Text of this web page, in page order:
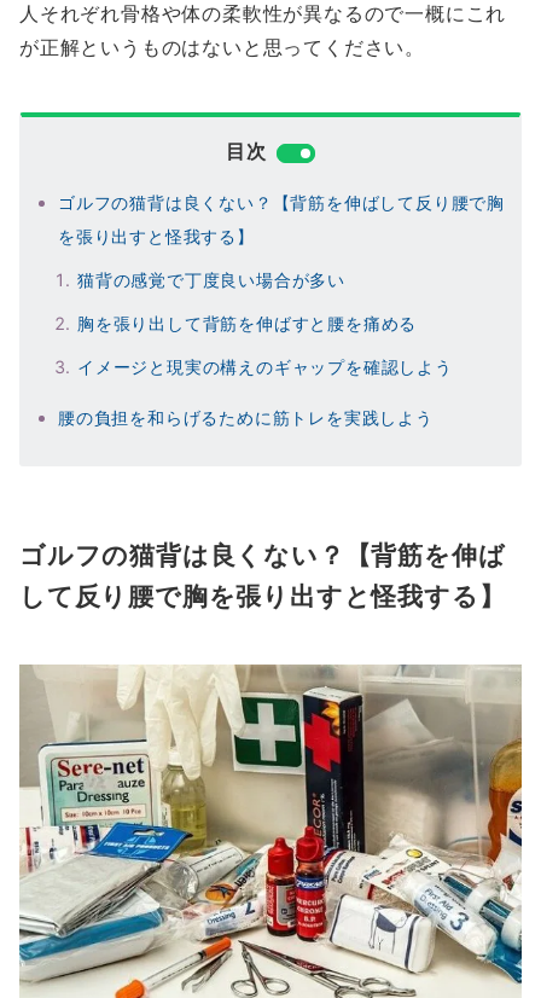
人それぞれ骨格や体の柔軟性が異なるので一概にこれ
が正解というものはないと思ってください。
目次
ゴルフの猫背は良くない？【背筋を伸ばして反り腰で胸
を張り出すと怪我する】
猫背の感覚で丁度良い場合が多い
胸を張り出して背筋を伸ばすと腰を痛める
イメージと現実の構えのギャップを確認しよう
腰の負担を和らげるために筋トレを実践しよう
ゴルフの猫背は良くない？【背筋を伸ば
して反り腰で胸を張り出すと怪我する】